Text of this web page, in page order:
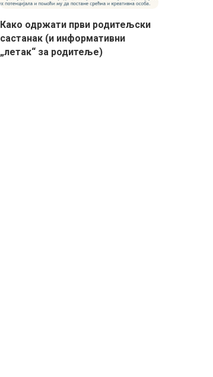
Како одржати први родитељски
састанак (и информативни
„летак“ за родитеље)